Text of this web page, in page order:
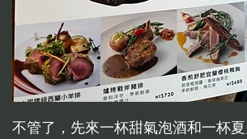
不管了，先來一杯甜氣泡酒和一杯